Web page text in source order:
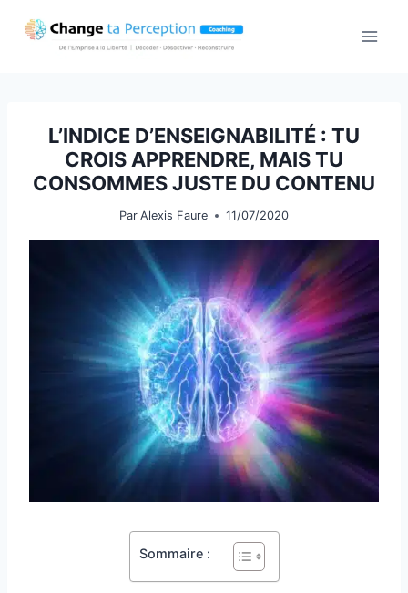
L’INDICE D’ENSEIGNABILITÉ : TU
CROIS APPRENDRE, MAIS TU
CONSOMMES JUSTE DU CONTENU
Par Alexis Faure 11/07/2020
Sommaire :